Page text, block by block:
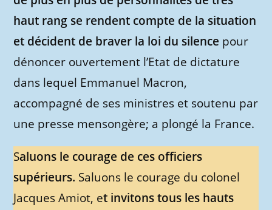
haut rang se rendent compte de la situation
et décident de braver la loi du silence pour
dénoncer ouvertement l’Etat de dictature
dans lequel Emmanuel Macron,
accompagné de ses ministres et soutenu par
une presse mensongère; a plongé la France.
Saluons le courage de ces officiers
supérieurs. Saluons le courage du colonel
Jacques Amiot, et invitons tous les hauts